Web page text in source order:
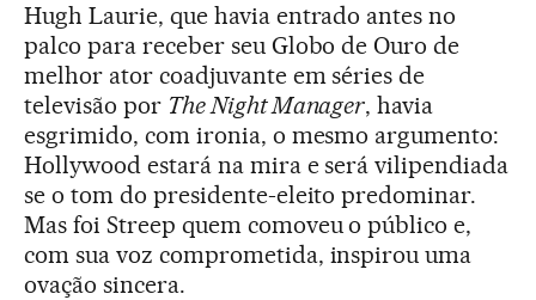
Hugh Laurie, que havia entrado antes no
palco para receber seu Globo de Ouro de
melhor ator coadjuvante em séries de
televisão por The Night Manager, havia
esgrimido, com ironia, o mesmo argumento:
Hollywood estará na mira e será vilipendiada
se o tom do presidente-eleito predominar.
Mas foi Streep quem comoveu o público e,
com sua voz comprometida, inspirou uma
ovação sincera.